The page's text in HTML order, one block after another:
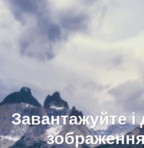
Завантажуйте і